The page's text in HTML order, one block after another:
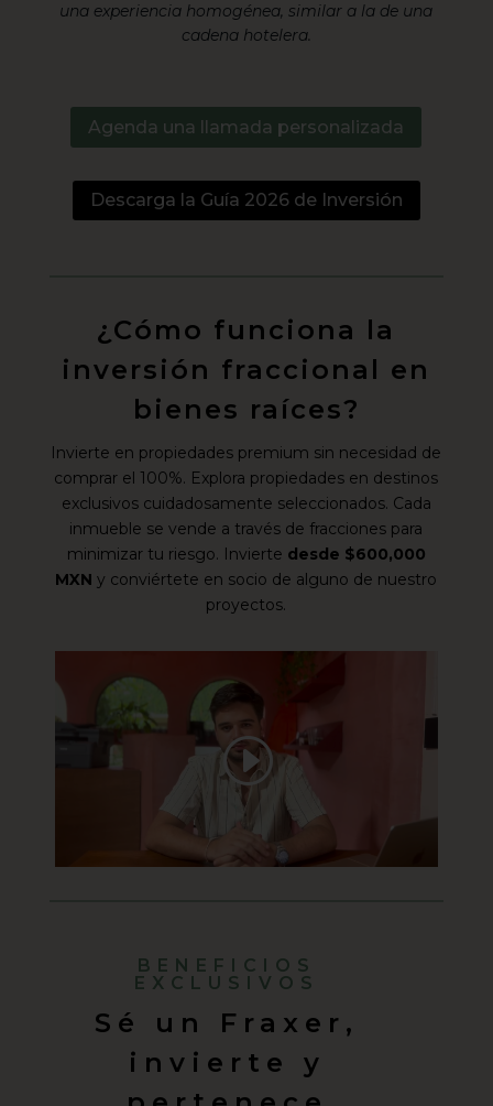
una experiencia homogénea, similar a la de una
cadena hotelera.
Agenda una llamada personalizada
Descarga la Guía 2026 de Inversión
¿Cómo funciona la
inversión fraccional en
bienes raíces?
Invierte en propiedades premium sin necesidad de
comprar el 100%. Explora propiedades en destinos
exclusivos cuidadosamente seleccionados. Cada
inmueble se vende a través de fracciones para
minimizar tu riesgo. Invierte desde $600,000
MXN y conviértete en socio de alguno de nuestro
proyectos.
BENEFICIOS
EXCLUSIVOS
Sé un Fraxer,
invierte y